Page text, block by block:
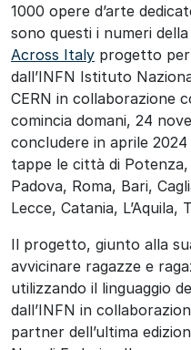
1000 opere d’arte
sono questi i numeri
Across Italy progetto
dall’INFN Istituto
CERN in collaborazione
comincia domani, 24
concludere in aprile
tappe le città di
Padova, Roma, Bari,
Lecce, Catania, L’Aquila,
Il progetto, giunto alla
avvicinare ragazze e
utilizzando il linguaggio
dall’INFN in
partner dell’ultima